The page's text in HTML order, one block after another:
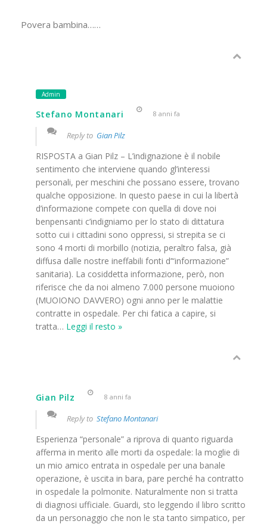
Povera bambina……
Admin
Stefano Montanari 8 anni fa
Reply to Gian Pilz
RISPOSTA a Gian Pilz – L’indignazione è il nobile
sentimento che interviene quando gl’interessi
personali, per meschini che possano essere, trovano
qualche opposizione. In questo paese in cui la libertà
d’informazione compete con quella di dove noi
benpensanti c’indigniamo per lo stato di dittatura
sotto cui i cittadini sono oppressi, si strepita se ci
sono 4 morti di morbillo (notizia, peraltro falsa, già
diffusa dalle nostre ineffabili fonti d’“informazione”
sanitaria). La cosiddetta informazione, però, non
riferisce che da noi almeno 7.000 persone muoiono
(MUOIONO DAVVERO) ogni anno per le malattie
contratte in ospedale. Per chi fatica a capire, si
tratta… Leggi il resto »
Gian Pilz 8 anni fa
Reply to Stefano Montanari
Esperienza “personale” a riprova di quanto riguarda
afferma in merito alle morti da ospedale: la moglie di
un mio amico entrata in ospedale per una banale
operazione, è uscita in bara, pare perché ha contratto
in ospedale la polmonite. Naturalmente non si tratta
di diagnosi ufficiale. Guardi, sto leggendo il libro scritto
da un personaggio che non le sta tanto simpatico, per